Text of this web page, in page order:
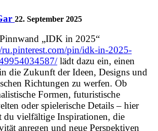
22. September 2025
„IDK in 2025“
ru.pinterest.com/pin/idk-in-2025-
lädt dazu ein, einen
die Zukunft der Ideen, Designs und
Richtungen zu werfen. Ob
Formen, futuristische
oder spielerische Details – hier
du vielfältige Inspirationen, die
anregen und neue Perspektiven